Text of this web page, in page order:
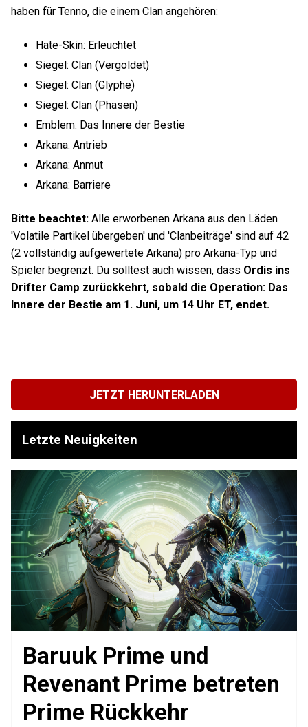
haben für Tenno, die einem Clan angehören:
Hate-Skin: Erleuchtet
Siegel: Clan (Vergoldet)
Siegel: Clan (Glyphe)
Siegel: Clan (Phasen)
Emblem: Das Innere der Bestie
Arkana: Antrieb
Arkana: Anmut
Arkana: Barriere
Bitte beachtet: Alle erworbenen Arkana aus den Läden
'Volatile Partikel übergeben' und 'Clanbeiträge' sind auf 42
(2 vollständig aufgewertete Arkana) pro Arkana-Typ und
Spieler begrenzt. Du solltest auch wissen, dass Ordis ins
Drifter Camp zurückkehrt, sobald die Operation: Das
Innere der Bestie am 1. Juni, um 14 Uhr ET, endet.
JETZT HERUNTERLADEN
Letzte Neuigkeiten
Baruuk Prime und
Revenant Prime betreten
Prime Rückkehr